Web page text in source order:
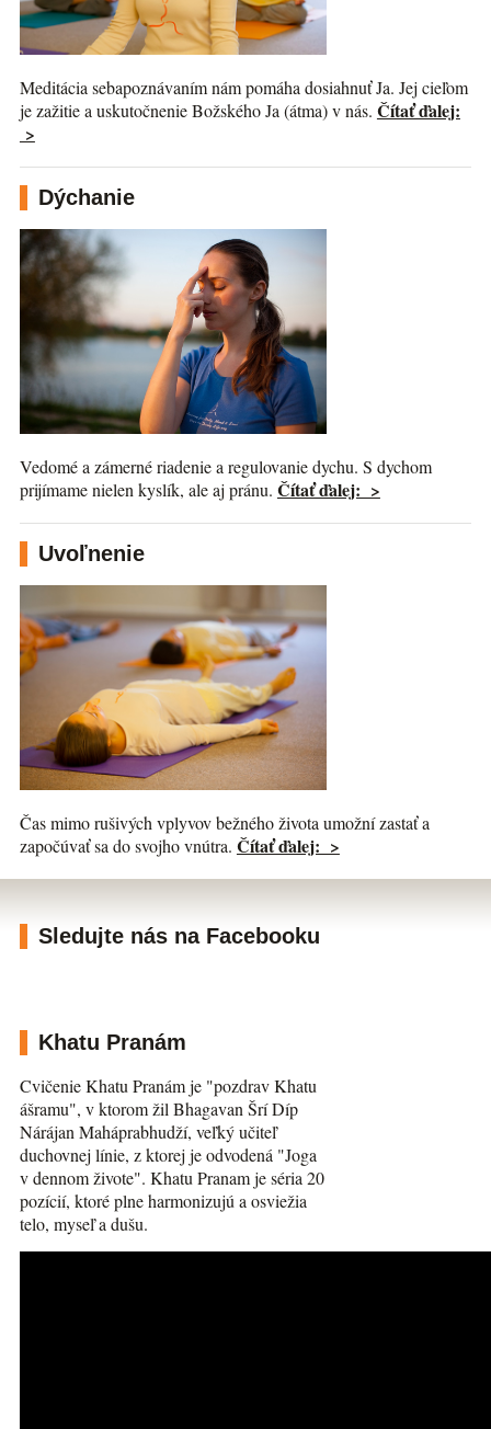
Meditácia sebapoznávaním nám pomáha dosiahnuť Ja. Jej cieľom
je zažitie a uskutočnenie Božského Ja (átma) v nás. Čítať ďalej:
>
Dýchanie
Vedomé a zámerné riadenie a regulovanie dychu. S dychom
prijímame nielen kyslík, ale aj pránu. Čítať ďalej: >
Uvoľnenie
Čas mimo rušivých vplyvov bežného života umožní zastať a
započúvať sa do svojho vnútra. Čítať ďalej: >
Sledujte nás na Facebooku
Khatu Pranám
Cvičenie Khatu Pranám je "pozdrav Khatu
ášramu", v ktorom žil Bhagavan Šrí Díp
Nárájan Maháprabhudží, veľký učiteľ
duchovnej línie, z ktorej je odvodená "Joga
v dennom živote". Khatu Pranam je séria 20
pozícií, ktoré plne harmonizujú a osviežia
telo, myseľ a dušu.